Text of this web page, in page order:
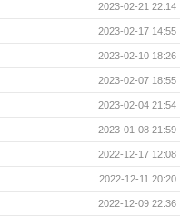
2023-02-21 22:14
2023-02-17 14:55
2023-02-10 18:26
2023-02-07 18:55
2023-02-04 21:54
2023-01-08 21:59
2022-12-17 12:08
2022-12-11 20:20
2022-12-09 22:36